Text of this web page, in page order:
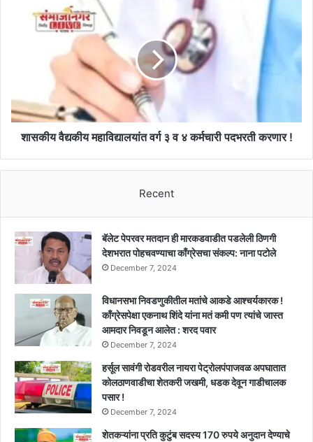
तालुक्यांतील
साथीदारांच्या
वैद्यकीय
महाविद्यालयांत
कर्मचारी
पदभरती
करणार
शासकीय वैद्यकीय महाविद्यालयांत वर्ग ३ व ४ कर्मचारी पदभरती करणार !
Recent
बॅलेट पेपरवर मतदान ही मारकडवाडीत पडलेली ठिणगी
देशभरात पोहचवण्याचा काँग्रेसचा संकल्प: नाना पटोले
December 7, 2024
विधानसभा निवडणुकीतील मतांचे आकडे आश्चर्यकारक !
काँग्रेसपेक्षा एकनाथ शिंदे यांना मतं कमी पण त्यांचे जास्त
आमदार निवडून आलेत : शरद पवार
December 7, 2024
हर्सूल सावंगी रोडवरील नायरा पेट्रोलपंपाजवळ अपघातात
कोलठाणवाडीचा शेतकरी जखमी, धडक देवून गाडीचालक
पसार !
December 7, 2024
शेतकऱ्यांना प्रति कुटुंब सदस्य 170 रुपये अनुदान देण्याचे